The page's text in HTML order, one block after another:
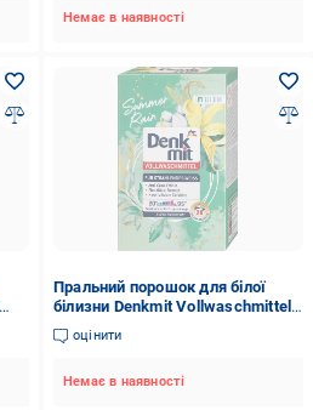
Немає в наявності
Пральний порошок для білої
білизни Denkmit Vollwaschmittel
Summer Rain 1,3 кг
оцінити
Немає в наявності